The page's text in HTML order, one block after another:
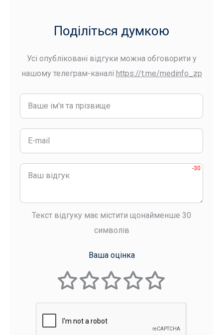
Поділіться думкою
Усі опубліковані відгуки можна обговорити у
нашому телеграм-каналі https://t.me/medinfo_zp
-30
Текст відгуку має містити щонайменше 30
символів
Ваша оцінка